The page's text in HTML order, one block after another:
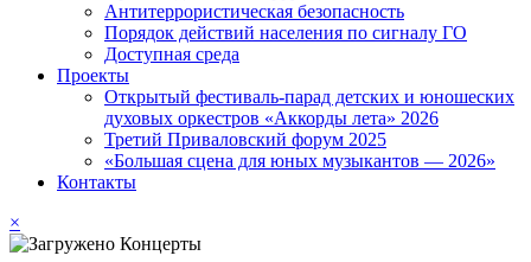
Антитеррористическая безопасность
Порядок действий населения по сигналу ГО
Доступная среда
Проекты
Открытый фестиваль-парад детских и юношеских
духовых оркестров «Аккорды лета» 2026
Третий Приваловский форум 2025
«Большая сцена для юных музыкантов — 2026»
Контакты
×